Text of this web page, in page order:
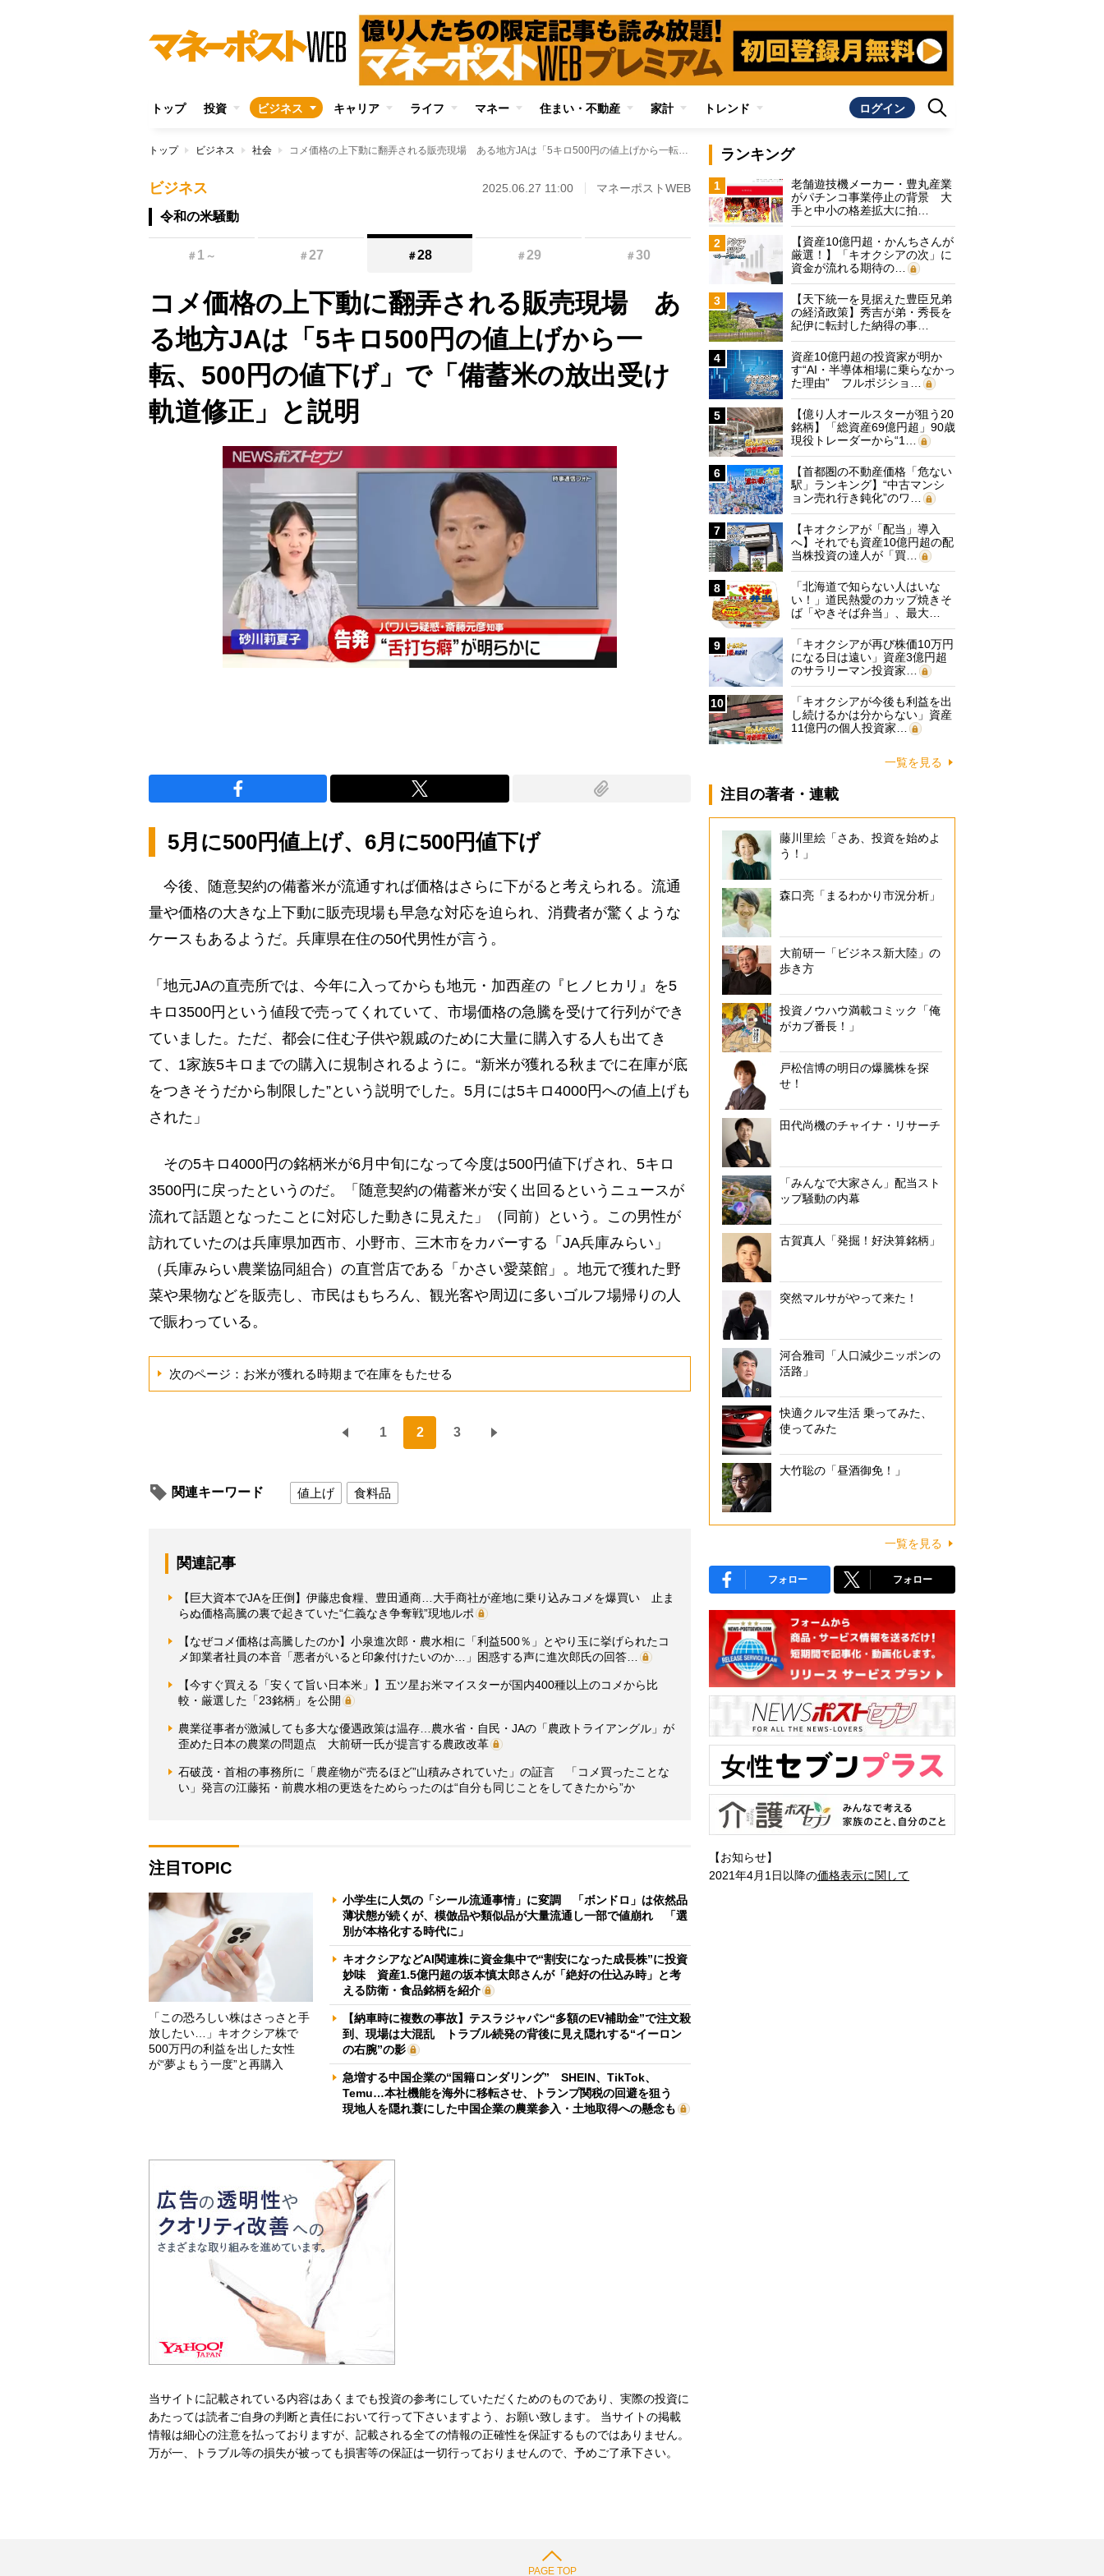
トップ 投資 ビジネス キャリア ライフ マネー 住まい・不動産 家計 トレンド ログイン
トップ ビジネス 社会 コメ価格の上下動に翻弄される販売現場 ある地方JAは「5キロ500円の値上げから一転、500円の値下げ」で「備蓄米の放出受け軌道修正」と説明
ビジネス 2025.06.27 11:00 マネーポストWEB
令和の米騒動
＃ 1 ～ ＃27 ＃28 ＃29 ＃30
コメ価格の上下動に翻弄される販売現場 あ
る地方JAは「5キロ500円の値上げから一
転、500円の値下げ」で「備蓄米の放出受け
軌道修正」と説明
5月に500円値上げ、6月に500円値下げ
今後、随意契約の備蓄米が流通すれば価格はさらに下がると考えられる。流通
量や価格の大きな上下動に販売現場も早急な対応を迫られ、消費者が驚くような
ケースもあるようだ。兵庫県在住の50代男性が言う。
「地元JAの直売所では、今年に入ってからも地元・加西産の『ヒノヒカリ』を5
キロ3500円という値段で売ってくれていて、市場価格の急騰を受けて行列ができ
ていました。ただ、都会に住む子供や親戚のために大量に購入する人も出てき
て、1家族5キロまでの購入に規制されるように。“新米が獲れる秋までに在庫が底
をつきそうだから制限した”という説明でした。5月には5キロ4000円への値上げも
された」
その5キロ4000円の銘柄米が6月中旬になって今度は500円値下げされ、5キロ
3500円に戻ったというのだ。「随意契約の備蓄米が安く出回るというニュースが
流れて話題となったことに対応した動きに見えた」（同前）という。この男性が
訪れていたのは兵庫県加西市、小野市、三木市をカバーする「JA兵庫みらい」
（兵庫みらい農業協同組合）の直営店である「かさい愛菜館」。地元で獲れた野
菜や果物などを販売し、市民はもちろん、観光客や周辺に多いゴルフ場帰りの人
で賑わっている。
次のページ：お米が獲れる時期まで在庫をもたせる
1 2 3
関連キーワード 値上げ 食料品
関連記事
【巨大資本でJAを圧倒】伊藤忠食糧、豊田通商…大手商社が産地に乗り込みコメを爆買い 止ま
らぬ価格高騰の裏で起きていた“仁義なき争奪戦”現地ルポ
【なぜコメ価格は高騰したのか】小泉進次郎・農水相に「利益500％」とやり玉に挙げられたコ
メ卸業者社員の本音「悪者がいると印象付けたいのか…」困惑する声に進次郎氏の回答…
【今すぐ買える「安くて旨い日本米」】五ツ星お米マイスターが国内400種以上のコメから比
較・厳選した「23銘柄」を公開
農業従事者が激減しても多大な優遇政策は温存…農水省・自民・JAの「農政トライアングル」が
歪めた日本の農業の問題点 大前研一氏が提言する農政改革
石破茂・首相の事務所に「農産物が“売るほど”山積みされていた」の証言 「コメ買ったことな
い」発言の江藤拓・前農水相の更迭をためらったのは“自分も同じことをしてきたから”か
注目TOPIC
「この恐ろしい株はさっさと手
放したい…」キオクシア株で
500万円の利益を出した女性
が“夢よもう一度”と再購入
小学生に人気の「シール流通事情」に変調 「ボンドロ」は依然品
薄状態が続くが、模倣品や類似品が大量流通し一部で値崩れ 「選
別が本格化する時代に」
キオクシアなどAI関連株に資金集中で“割安になった成長株”に投資
妙味 資産1.5億円超の坂本慎太郎さんが「絶好の仕込み時」と考
える防衛・食品銘柄を紹介
【納車時に複数の事故】テスラジャパン“多額のEV補助金”で注文殺
到、現場は大混乱 トラブル続発の背後に見え隠れする“イーロン
の右腕”の影
急増する中国企業の“国籍ロンダリング” SHEIN、TikTok、
Temu…本社機能を海外に移転させ、トランプ関税の回避を狙う
現地人を隠れ蓑にした中国企業の農業参入・土地取得への懸念も
当サイトに記載されている内容はあくまでも投資の参考にしていただくためのものであり、実際の投資に
あたっては読者ご自身の判断と責任において行って下さいますよう、お願い致します。 当サイトの掲載
情報は細心の注意を払っておりますが、記載される全ての情報の正確性を保証するものではありません。
万が一、トラブル等の損失が被っても損害等の保証は一切行っておりませんので、予めご了承下さい。
ランキング
1
老舗遊技機メーカー・豊丸産業
がパチンコ事業停止の背景 大
手と中小の格差拡大に拍…
2
【資産10億円超・かんちさんが
厳選！】「キオクシアの次」に
資金が流れる期待の…
3
【天下統一を見据えた豊臣兄弟
の経済政策】秀吉が弟・秀長を
紀伊に転封した納得の事…
4
資産10億円超の投資家が明か
す“AI・半導体相場に乗らなかっ
た理由” フルポジショ…
5
【億り人オールスターが狙う20
銘柄】「総資産69億円超」90歳
現役トレーダーから“1…
6
【首都圏の不動産価格「危ない
駅」ランキング】“中古マンシ
ョン売れ行き鈍化”のワ…
7
【キオクシアが「配当」導入
へ】それでも資産10億円超の配
当株投資の達人が「買…
8
「北海道で知らない人はいな
い！」道民熱愛のカップ焼きそ
ば「やきそば弁当」、最大…
9
「キオクシアが再び株価10万円
になる日は遠い」資産3億円超
のサラリーマン投資家…
10
「キオクシアが今後も利益を出
し続けるかは分からない」資産
11億円の個人投資家…
一覧を見る
注目の著者・連載
藤川里絵「さあ、投資を始めよ
う！」
森口亮「まるわかり市況分析」
大前研一「ビジネス新大陸」の
歩き方
投資ノウハウ満載コミック「俺
がカブ番長！」
戸松信博の明日の爆騰株を探
せ！
田代尚機のチャイナ・リサーチ
「みんなで大家さん」配当スト
ップ騒動の内幕
古賀真人「発掘！好決算銘柄」
突然マルサがやって来た！
河合雅司「人口減少ニッポンの
活路」
快適クルマ生活 乗ってみた、
使ってみた
大竹聡の「昼酒御免！」
一覧を見る
フォロー フォロー
【お知らせ】
2021年4月1日以降の価格表示に関して
PAGE TOP